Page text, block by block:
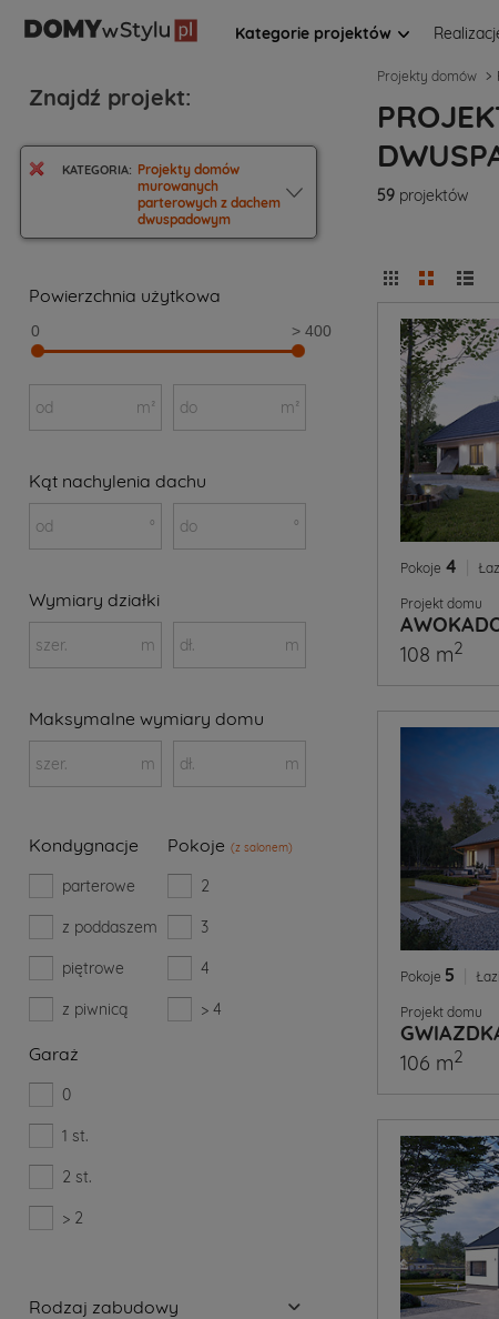
Kategorie projektów
Projekty domów
59 projektów
Pokoje 4
Projekt domu
108 m2
Pokoje 5
Projekt domu
106 m2
Znajdź projekt:
KATEGORIA: Projekty domów
murowanych
parterowych z dachem
dwuspadowym
Powierzchnia użytkowa
0 > 400
od m² do m²
Kąt nachylenia dachu
od ° do °
Wymiary działki
szer. m dł. m
Maksymalne wymiary domu
szer. m dł. m
Kondygnacje
parterowe
z poddaszem
piętrowe
z piwnicą
Pokoje (z salonem)
2
3
4
> 4
Garaż
0
1 st.
2 st.
> 2
Rodzaj zabudowy